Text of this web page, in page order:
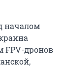
началом
FPV-дронов